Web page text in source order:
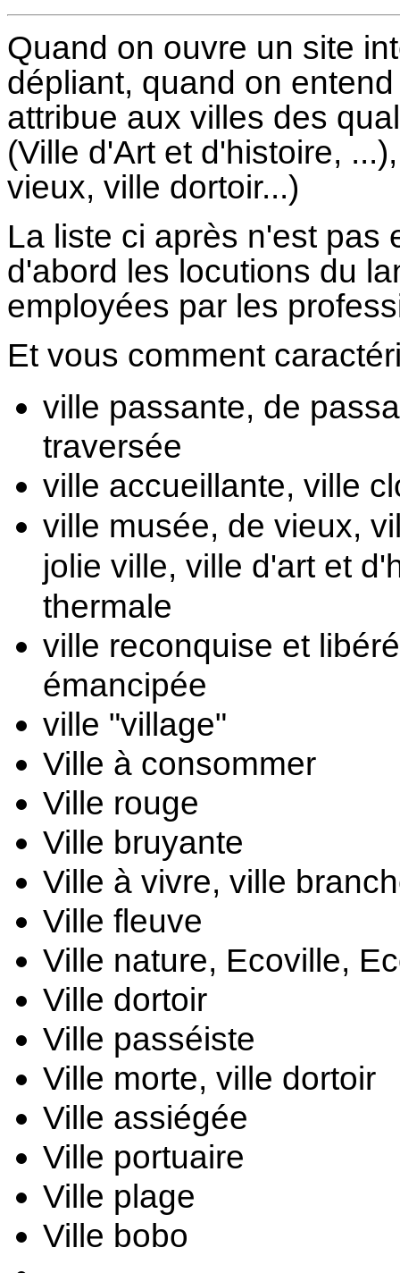
Quand on ouvre un site
dépliant, quand on
attribue aux villes des
(Ville d'Art et d'histoire,
vieux, ville dortoir...)
La liste ci après n'est pas
d'abord les locutions du
employées par les
Et vous comment
ville passante, de
traversée
ville accueillante, ville
ville musée, de vieux,
jolie ville, ville d'art et
thermale
ville reconquise et
émancipée
ville "village"
Ville à consommer
Ville rouge
Ville bruyante
Ville à vivre, ville
Ville fleuve
Ville nature, Ecoville,
Ville dortoir
Ville passéiste
Ville morte, ville dortoir
Ville assiégée
Ville portuaire
Ville plage
Ville bobo